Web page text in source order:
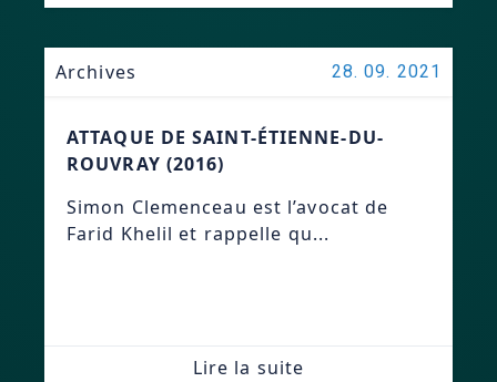
Archives 28. 09. 2021
ATTAQUE DE SAINT-ÉTIENNE-DU-
ROUVRAY (2016)
Simon Clemenceau est l’avocat de
Farid Khelil et rappelle qu...
Lire la suite